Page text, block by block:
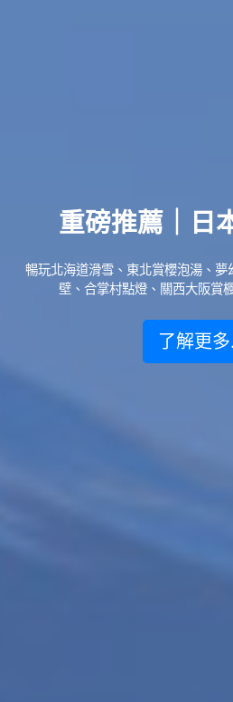
重磅推薦｜日
暢玩北海道滑雪、東北賞櫻泡湯、
壁、合掌村點燈、關西大阪賞
了解更